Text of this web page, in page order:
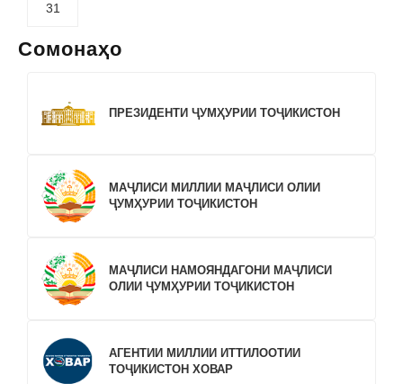
31
Сомонаҳо
ПРЕЗИДЕНТИ ҶУМҲУРИИ ТОҶИКИСТОН
МАҶЛИСИ МИЛЛИИ МАҶЛИСИ ОЛИИ
ҶУМҲУРИИ ТОҶИКИСТОН
МАҶЛИСИ НАМОЯНДАГОНИ МАҶЛИСИ
ОЛИИ ҶУМҲУРИИ ТОҶИКИСТОН
АГЕНТИИ МИЛЛИИ ИТТИЛООТИИ
ТОҶИКИСТОН ХОВАР